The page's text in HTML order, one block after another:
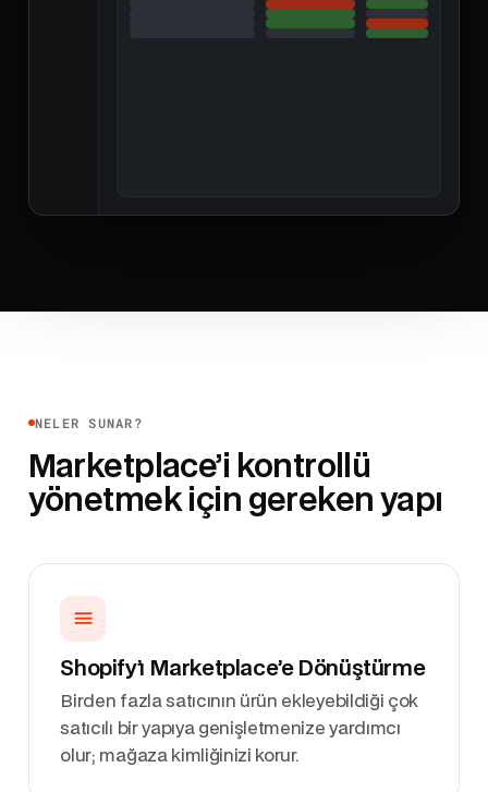
NELER SUNAR?
Marketplace’i kontrollü
yönetmek için gereken yapı
Shopify’ı Marketplace’e Dönüştürme
Birden fazla satıcının ürün ekleyebildiği çok
satıcılı bir yapıya genişletmenize yardımcı
olur; mağaza kimliğinizi korur.